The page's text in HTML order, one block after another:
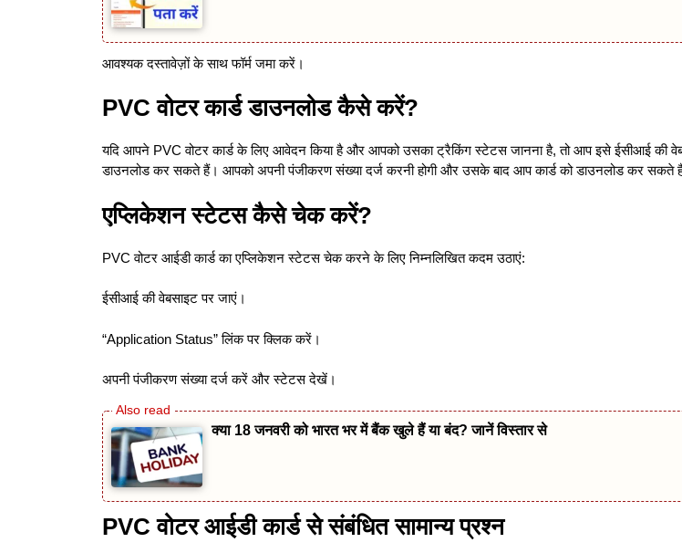
आवश्यक दस्तावेज़ों के साथ फॉर्म जमा करें।
PVC वोटर कार्ड डाउनलोड कैसे करें?
यदि आपने PVC वोटर कार्ड के लिए आवेदन किया है और आपको उसका ट्रैकिंग स्टेटस जानना है, तो आप इसे ईसीआई की
डाउनलोड कर सकते हैं। आपको अपनी पंजीकरण संख्या दर्ज करनी होगी और उसके बाद आप कार्ड को डाउनलोड कर सकते
एप्लिकेशन स्टेटस कैसे चेक करें?
PVC वोटर आईडी कार्ड का एप्लिकेशन स्टेटस चेक करने के लिए निम्नलिखित कदम उठाएं:
ईसीआई की वेबसाइट पर जाएं।
“Application Status” लिंक पर क्लिक करें।
अपनी पंजीकरण संख्या दर्ज करें और स्टेटस देखें।
क्या 18 जनवरी को भारत भर में बैंक खुले हैं या बंद? जानें विस्तार से
PVC वोटर आईडी कार्ड से संबंधित सामान्य प्रश्न